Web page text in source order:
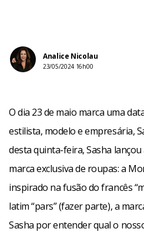
Analice Nicolau
23/05/2024 16h00
O dia 23 de maio marca uma
estilista, modelo e empresária,
desta quinta-feira, Sasha
marca exclusiva de roupas: a
inspirado na fusão do francês
latim “pars” (fazer parte), a
Sasha por entender qual o